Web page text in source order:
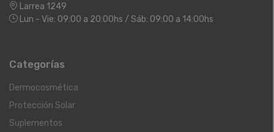
Larrea 1249
Lun - Vie: 09:00 a 20:00hs / Sáb: 09:00 a 14:00hs
Categorías
Dermocosmética
Protección Solar
Suplementos